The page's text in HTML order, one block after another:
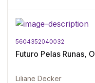
5604352040032
Futuro Pelas Runas, O
Liliane Decker